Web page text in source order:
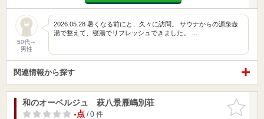
50代～
男性
2026.05.28 暑くなる前にと、久々に訪問。 サウナからの源泉壺
湯で整えて、寝湯でリフレッシュできました。 …
関連情報から探す
お気に入
りに追加
和のオーベルジュ 萩八景雁嶋別荘
-点/ 0 件